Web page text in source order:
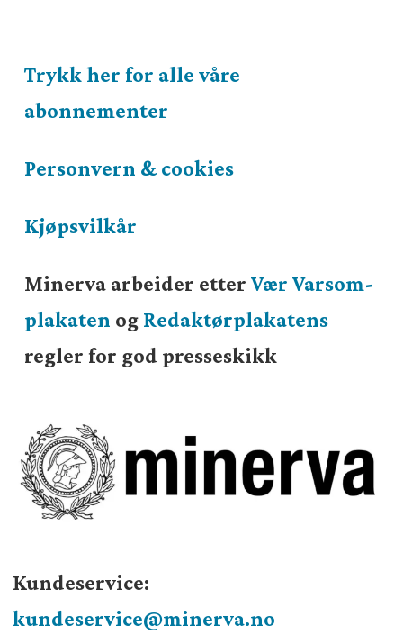
Trykk her for alle våre
abonnementer
Personvern & cookies
Kjøpsvilkår
Minerva arbeider etterVær Varsom-
plakaten og Redaktørplakatens
regler for god presseskikk
Kundeservice:
kundeservice@minerva.no